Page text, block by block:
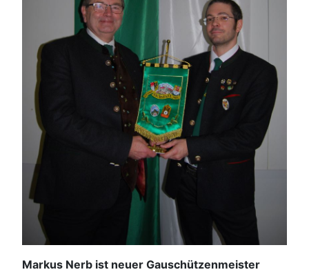
Markus Nerb ist neuer Gauschützenmeister